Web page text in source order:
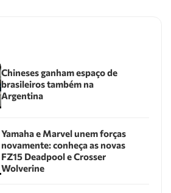
Chineses ganham espaço de
brasileiros também na
Argentina
Yamaha e Marvel unem forças
novamente: conheça as novas
FZ15 Deadpool e Crosser
Wolverine